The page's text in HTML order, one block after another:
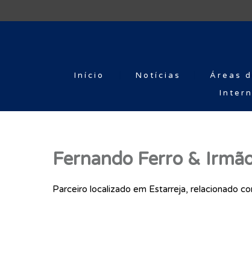
Início Notícias Áreas
Fernando Ferro &
Parceiro localizado em Estarreja, relacionado